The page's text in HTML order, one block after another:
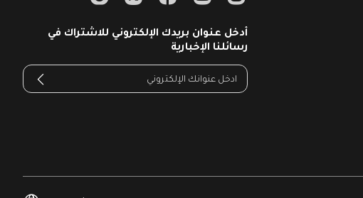
أدخل عنوان بريدك الإلكتروني للاشتراك في
رسائلنا الإخبارية